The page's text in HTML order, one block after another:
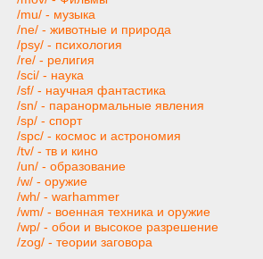
/mu/ - музыка
/ne/ - животные и природа
/psy/ - психология
/re/ - религия
/sci/ - наука
/sf/ - научная фантастика
/sn/ - паранормальные явления
/sp/ - спорт
/spc/ - космос и астрономия
/tv/ - тв и кино
/un/ - образование
/w/ - оружие
/wh/ - warhammer
/wm/ - военная техника и оружие
/wp/ - обои и высокое разрешение
/zog/ - теории заговора